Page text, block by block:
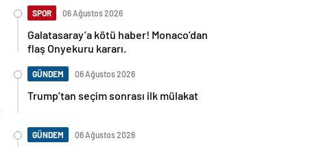
SPOR 06 Ağustos 2026
Galatasaray’a kötü haber! Monaco’dan
flaş Onyekuru kararı.
GÜNDEM 06 Ağustos 2026
Trump’tan seçim sonrası ilk mülakat
GÜNDEM 06 Ağustos 2026